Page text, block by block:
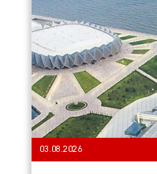
03.08.2026